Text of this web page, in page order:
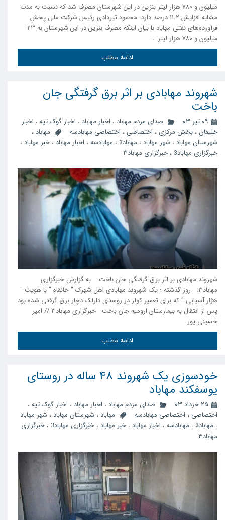
میلیون و ۷۸۰ هزار لیتر بنزین در این شهرستان مصرف شد که نسبت به مدت
مشابه افزایش ۱۱.۲ درصد دارد. محمود تیردادی رئیس شرکت ملی پخش
فرآورده‌های نفتی مهاباد با بیان اینکه مصرف بنزین در این شهرستان به ۲۳
میلیون و ۷۸۰ هزار لیتر …
ادامه مطلب
شهروند مهابادی بر اثر برق گرفتگی جان
باخت
۰۹ تیر ۰۳ صدای مردم مهاباد ، اخبار مهاباد ، اخبار گوک تپه ، اخبار
خلیفان ، بخش مرکزی ، اختصاصی ، اختصاصی مهابادسه مهاباد ،
شهرستان مهاباد ، شهر مهاباد ، مهاباد3 ، مهابادسه ، اخبار مهاباد ، خبر مهاباد ،
خبرگزاری مهاباد3 ، خبرگزاری مهاباد۳
شهروند مهابادی بر اثر برق گرفتگی جان باخت به گزارش خبرگزاری
مهاباد۳: روز گذشته ؛ یک شهروند مهابادی اهل شهرک " خانقاه " با هویت "
هژار آسیابی " که برای تعمیر کولر در روستای دارلک دچار برق گرفتی شده بود
پس از انتقال به بیمارستان ارومیه جان باخت خبرگزاری مهاباد۳ // امیر
حسینی پور
ادامه مطلب
خودسوزی یک شهروند ۴۸ ساله در روستای
یوسفکند مهاباد
۲۵ خرداد ۰۳ صدای مردم مهاباد ، اخبار مهاباد ، اخبار گوک تپه ،
اختصاصی ، اختصاصی مهابادسه مهاباد ، شهرستان مهاباد ، شهر مهاباد
، مهاباد3 ، مهابادسه ، اخبار مهاباد ، خبر مهاباد ، خبرگزاری مهاباد3 ، خبرگزاری
مهاباد۳